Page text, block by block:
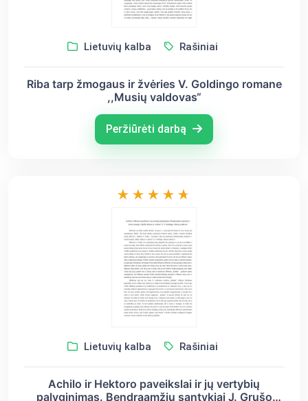
Lietuvių kalba Rašiniai
Riba tarp žmogaus ir žvėries V. Goldingo romane
,,Musių valdovas“
Peržiūrėti darbą
Lietuvių kalba Rašiniai
Achilo ir Hektoro paveikslai ir jų vertybių
palyginimas. Bendraamžių santykiai J. Grušo